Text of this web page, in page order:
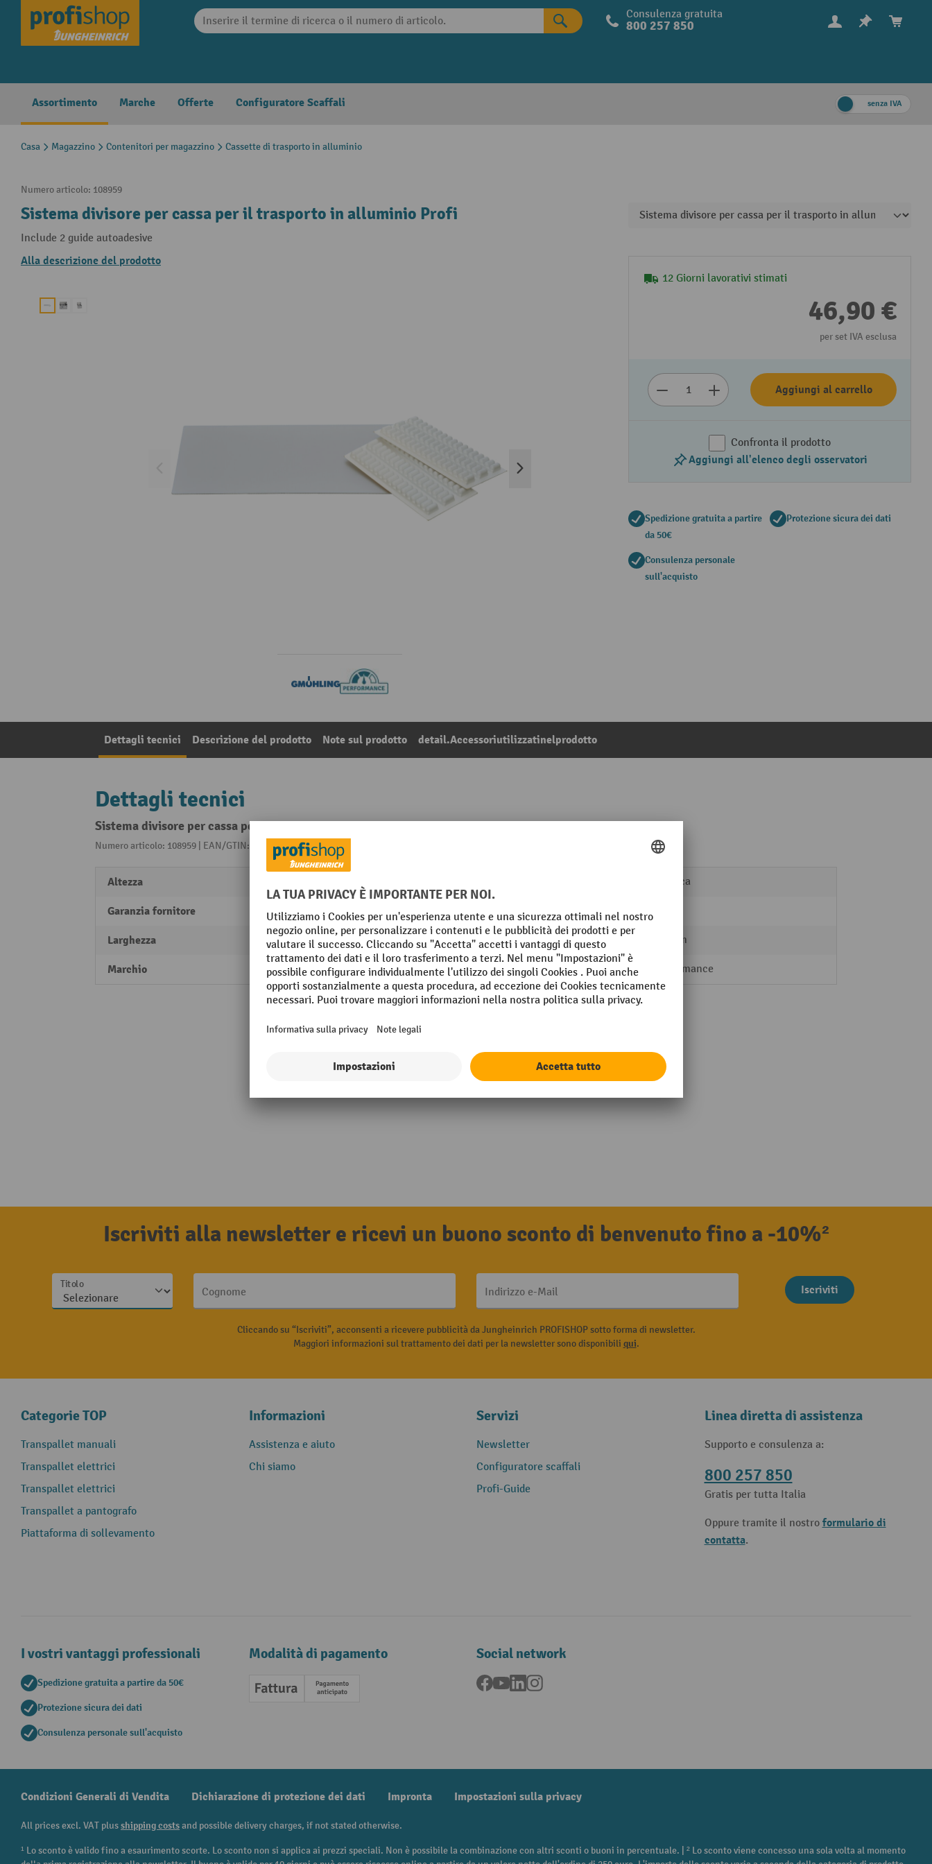
Skip to main navigation Consulenza gratuita
800 257 850
Assortimento Marche Offerte Configuratore Scaffali senza IVA
Casa Magazzino Contenitori per magazzino Cassette di trasporto in alluminio
Numero articolo: 108959
Sistema divisore per cassa per il trasporto in alluminio Profi
Include 2 guide autoadesive
Alla descrizione del prodotto
12 Giorni lavorativi stimati
46,90 €
per set IVA esclusa
Aggiungi al carrello
Confronta il prodotto
Aggiungi all'elenco degli osservatori
Spedizione gratuita a partire
da 50€
Protezione sicura dei dati
Consulenza personale
sull'acquisto
Dettagli tecnici Descrizione del prodotto Note sul prodotto detail.Accessoriutilizzatinelprodotto
Dettagli tecnici
Sistema divisore per cassa per il trasporto in alluminio Profi
Numero articolo: 108959 | EAN/GTIN: 4260257921794Dalla categoria:
Altezza
Garanzia fornitore 1
Larghezza 538 mm
Marchio Gmöhling
Plastica
Peso proprio
Profondità 1,5 mm
Segmento Performance
Iscriviti alla newsletter e ricevi un buono sconto di benvenuto fino a -10%²
Titolo
Cognome Indirizzo e-Mail Iscriviti
Cliccando su “Iscriviti”, acconsenti a ricevere pubblicità da Jungheinrich PROFISHOP sotto forma di newsletter.
Maggiori informazioni sul trattamento dei dati per la newsletter sono disponibili qui.
Categorie TOP
Transpallet manuali
Transpallet elettrici
Transpallet elettrici
Transpallet a pantografo
Piattaforma di sollevamento
Informazioni
Assistenza e aiuto
Chi siamo
Servizi
Newsletter
Configuratore scaffali
Profi-Guide
Linea diretta di assistenza
Supporto e consulenza a:
800 257 850
Gratis per tutta Italia
Oppure tramite il nostro formulario di
contatta.
I vostri vantaggi professionali
Spedizione gratuita a partire da 50€
Protezione sicura dei dati
Consulenza personale sull'acquisto
Modalità di pagamento
Fattura Pagamento anticipato
Social network
Facebook
YouTubeLinkedInInstagram
Condizioni Generali di Vendita Dichiarazione di protezione dei dati Impronta Impostazioni sulla privacy
All prices excl. VAT plusshipping costsand possible delivery charges, if not stated otherwise.
¹ Lo sconto è valido fino a esaurimento scorte. Lo sconto non si applica ai prezzi speciali. Non è possibile la combinazione con altri sconti o buoni in percentuale. | ² Lo sconto viene concesso una sola volta al momento